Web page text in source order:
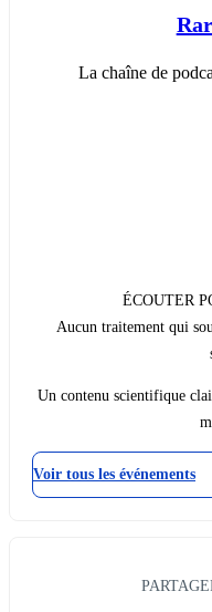
La chaîne de
ÉCOUTER
Aucun traitement qui
Un contenu scientifique
Voir tous les événements